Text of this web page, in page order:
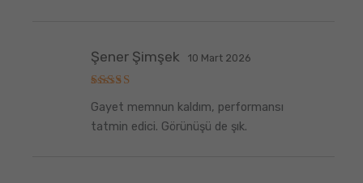
üzerinden
5
oy aldı
Şener Şimşek 10 Mart 2026
Gayet memnun kaldım, performansı
tatmin edici. Görünüşü de şık.